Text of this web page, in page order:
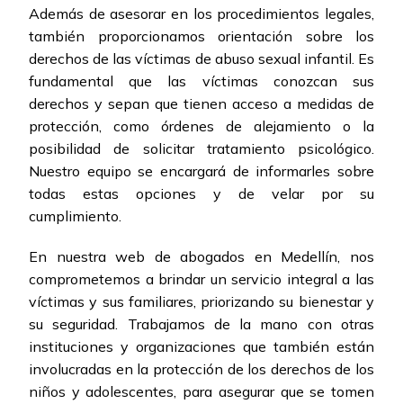
Además de asesorar en los procedimientos legales,
también proporcionamos orientación sobre los
derechos de las víctimas de abuso sexual infantil. Es
fundamental que las víctimas conozcan sus
derechos y sepan que tienen acceso a medidas de
protección, como órdenes de alejamiento o la
posibilidad de solicitar tratamiento psicológico.
Nuestro equipo se encargará de informarles sobre
todas estas opciones y de velar por su
cumplimiento.
En nuestra web de abogados en Medellín, nos
comprometemos a brindar un servicio integral a las
víctimas y sus familiares, priorizando su bienestar y
su seguridad. Trabajamos de la mano con otras
instituciones y organizaciones que también están
involucradas en la protección de los derechos de los
niños y adolescentes, para asegurar que se tomen